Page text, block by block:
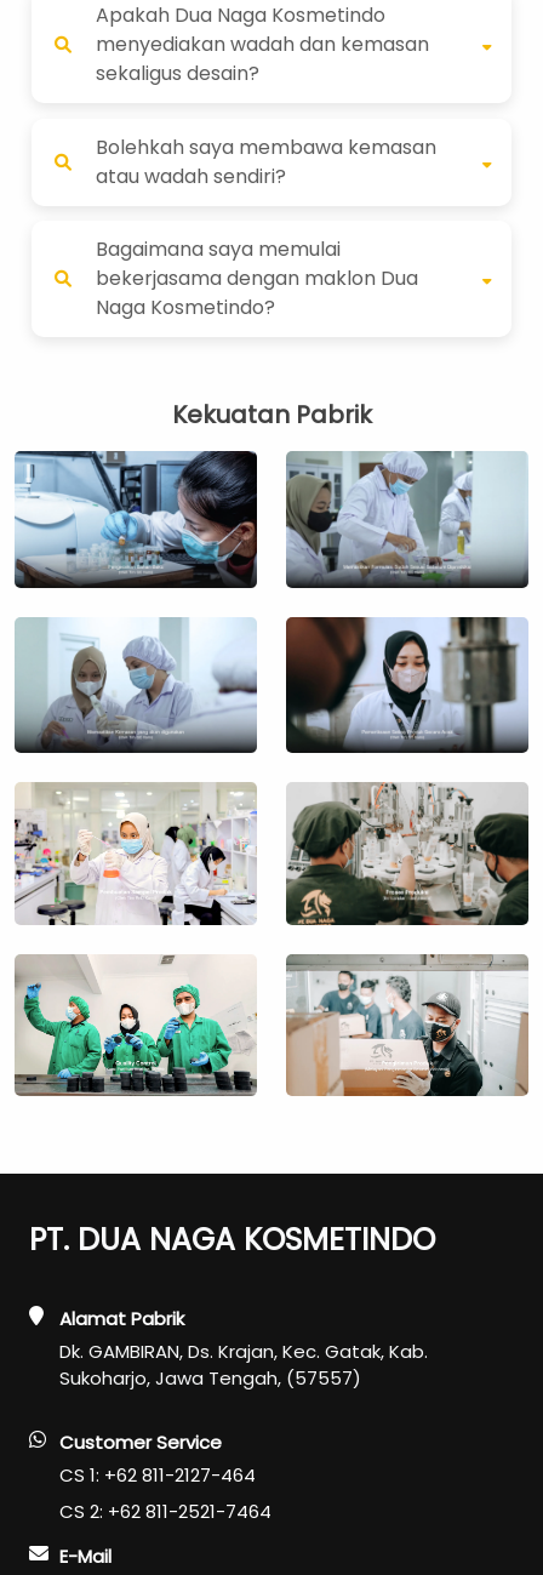
Apakah Dua Naga Kosmetindo
menyediakan wadah dan kemasan
sekaligus desain?
Bolehkah saya membawa kemasan
atau wadah sendiri?
Bagaimana saya memulai
bekerjasama dengan maklon Dua
Naga Kosmetindo?
Kekuatan Pabrik
PT. DUA NAGA KOSMETINDO
Alamat Pabrik
Dk. GAMBIRAN, Ds. Krajan, Kec. Gatak, Kab.
Sukoharjo, Jawa Tengah, (57557)
Customer Service
CS 1: +62 811-2127-464
CS 2: +62 811-2521-7464
E-Mail